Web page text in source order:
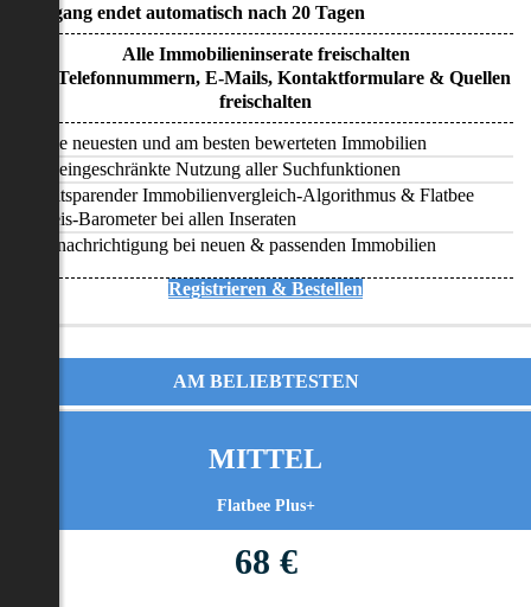
• Zugang endet automatisch nach 20 Tagen
Alle Immobilieninserate freischalten
Alle Telefonnummern, E-Mails, Kontaktformulare & Quellen
freischalten
Alle neuesten und am besten bewerteten Immobilien
Uneingeschränkte Nutzung aller Suchfunktionen
Zeitsparender Immobilienvergleich-Algorithmus & Flatbee
Preis-Barometer bei allen Inseraten
Benachrichtigung bei neuen & passenden Immobilien
Registrieren & Bestellen
AM BELIEBTESTEN
MITTEL
Flatbee Plus+
68 €